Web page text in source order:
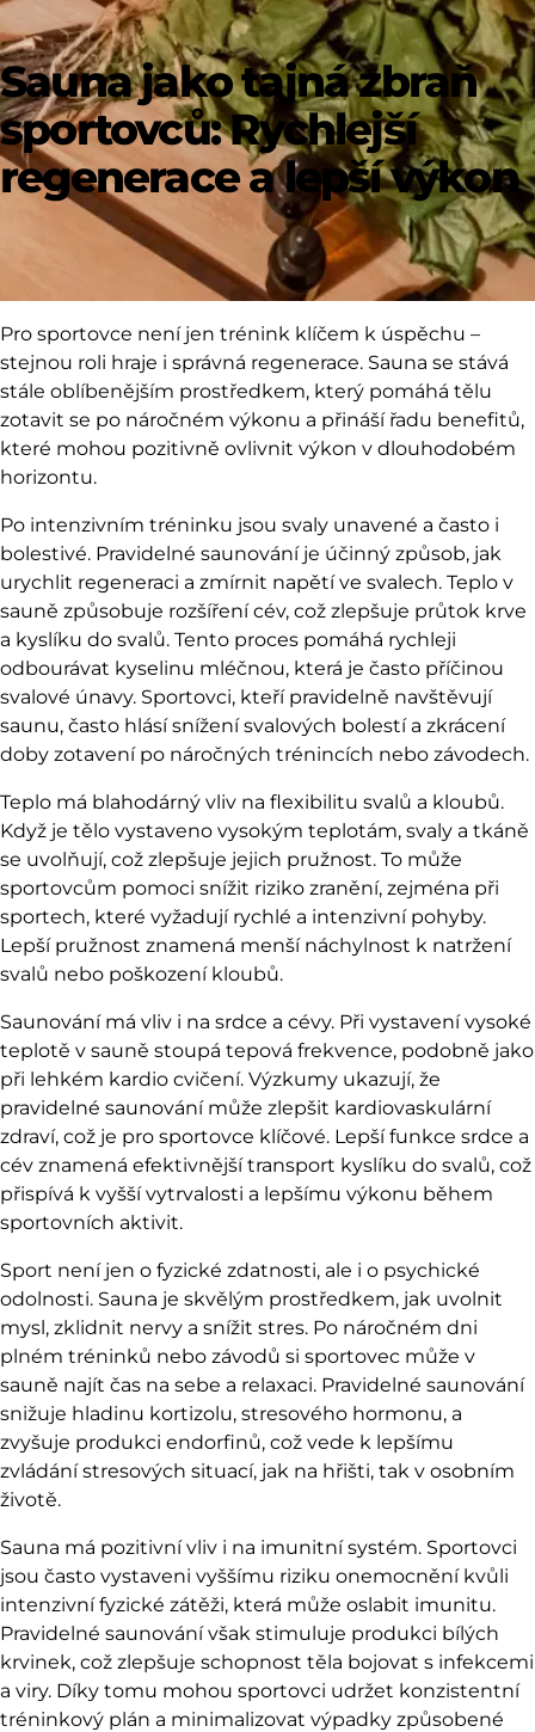
Sauna jako tajná zbraň
sportovců: Rychlejší
regenerace a lepší výkon
Pro sportovce není jen trénink klíčem k úspěchu –
stejnou roli hraje i správná regenerace. Sauna se stává
stále oblíbenějším prostředkem, který pomáhá tělu
zotavit se po náročném výkonu a přináší řadu benefitů,
které mohou pozitivně ovlivnit výkon v dlouhodobém
horizontu.
Po intenzivním tréninku jsou svaly unavené a často i
bolestivé. Pravidelné saunováníje účinný způsob, jak
urychlit regeneraci a zmírnit napětí ve svalech. Teplo v
sauně způsobuje rozšíření cév, což zlepšuje průtok krve
a kyslíku do svalů. Tento proces pomáhá rychleji
odbourávat kyselinu mléčnou, která je často příčinou
svalové únavy. Sportovci, kteří pravidelně navštěvují
saunu, často hlásí snížení svalových bolestí a zkrácení
doby zotavení po náročných trénincích nebo závodech.
Teplo má blahodárný vliv na flexibilitu svalů a kloubů.
Když je tělo vystaveno vysokým teplotám, svaly a tkáně
se uvolňují, což zlepšuje jejich pružnost. To může
sportovcům pomoci snížit riziko zranění, zejména při
sportech, které vyžadují rychlé a intenzivní pohyby.
Lepší pružnost znamená menší náchylnost k natržení
svalů nebo poškození kloubů.
Saunování má vliv i na srdce a cévy. Při vystavení vysoké
teplotě v sauně stoupá tepová frekvence, podobně jako
při lehkém kardio cvičení. Výzkumy ukazují, že
pravidelné saunování může zlepšit kardiovaskulární
zdraví, což je pro sportovce klíčové. Lepší funkce srdce a
cév znamená efektivnější transport kyslíku do svalů, což
přispívá k vyšší vytrvalosti a lepšímu výkonu během
sportovních aktivit.
Sport není jen o fyzické zdatnosti, ale i o psychické
odolnosti. Sauna je skvělým prostředkem, jak uvolnit
mysl, zklidnit nervy a snížit stres. Po náročném dni
plném tréninků nebo závodů si sportovec může v
sauně najít čas na sebe a relaxaci. Pravidelné saunování
snižuje hladinu kortizolu, stresového hormonu, a
zvyšuje produkci endorfinů, což vede k lepšímu
zvládání stresových situací, jak na hřišti, tak v osobním
životě.
Sauna má pozitivní vliv i na imunitní systém. Sportovci
jsou často vystaveni vyššímu riziku onemocnění kvůli
intenzivní fyzické zátěži, která může oslabit imunitu.
Pravidelné saunování však stimuluje produkci bílých
krvinek, což zlepšuje schopnost těla bojovat s infekcemi
a viry. Díky tomu mohou sportovci udržet konzistentní
tréninkový plán a minimalizovat výpadky způsobené